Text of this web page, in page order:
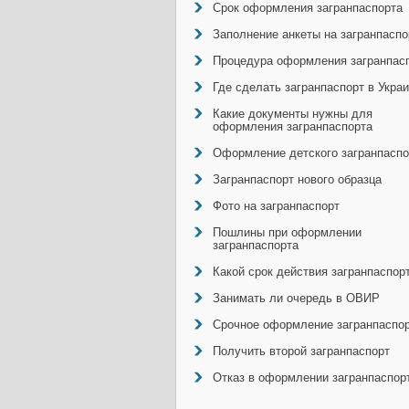
Срок оформления загранпаспорта
Заполнение анкеты на
Процедура оформления
Где сделать загранпаспорт в
Какие документы нужны для
оформления загранпаспорта
Оформление детского
Загранпаспорт нового образца
Фото на загранпаспорт
Пошлины при оформлении
загранпаспорта
Какой срок действия
Занимать ли очередь в ОВИР
Срочное оформление
Получить второй загранпаспорт
Отказ в оформлении